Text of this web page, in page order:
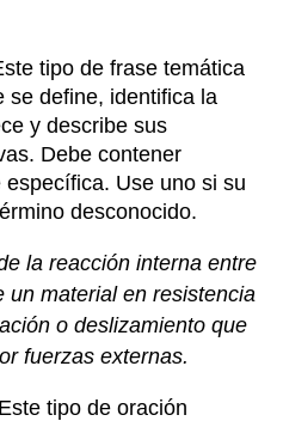
tipo de frase temática
se define, identifica la
y describe sus
Debe contener
Use uno si su
desconocido.
la reacción interna entre
un material en resistencia
o deslizamiento que
fuerzas externas.
tipo de oración